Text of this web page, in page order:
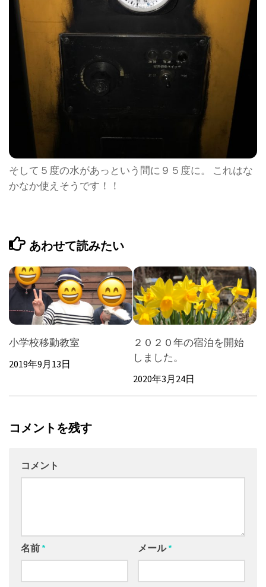
そして５度の水があっという間に９５度に。 これはな
かなか使えそうです！！
あわせて読みたい
小学校移動教室
2019年9月13日
２０２０年の宿泊を開始
しました。
2020年3月24日
コメントを残す
コメント
名前 * メール*